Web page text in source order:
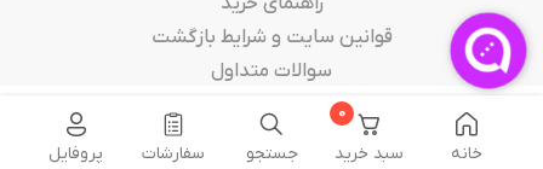
سفارشات جستجو پروفایل خانه
0
سبد خرید
قوانین سایت و شرایط بازگشت
سوالات متداول